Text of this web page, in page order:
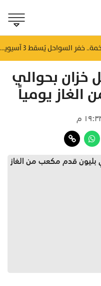
منذ ٥ ساعات إحباط عملية تهريب ضخمة.. خفر السواحل يُسقط 3 آسيويين بحوزتهم 66 كجم من الكريستال
خزان بحوالي
يومياً